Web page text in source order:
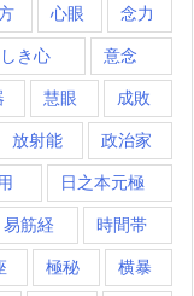
心眼 念力
き心 意念
慧眼 成敗
放射能 政治家
日之本元極
易筋経 時間帯
極秘 横暴